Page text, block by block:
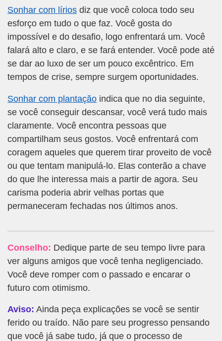
Sonhar com lírios diz que você coloca todo seu
esforço em tudo o que faz. Você gosta do
impossível e do desafio, logo enfrentará um. Você
falará alto e claro, e se fará entender. Você pode até
se dar ao luxo de ser um pouco excêntrico. Em
tempos de crise, sempre surgem oportunidades.
Sonhar com plantação indica que no dia seguinte,
se você conseguir descansar, você verá tudo mais
claramente. Você encontra pessoas que
compartilham seus gostos. Você enfrentará com
coragem aqueles que querem tirar proveito de você
ou que tentam manipulá-lo. Elas conterão a chave
do que lhe interessa mais a partir de agora. Seu
carisma poderia abrir velhas portas que
permaneceram fechadas nos últimos anos.
Conselho: Dedique parte de seu tempo livre para
ver alguns amigos que você tenha negligenciado.
Você deve romper com o passado e encarar o
futuro com otimismo.
Aviso: Ainda peça explicações se você se sentir
ferido ou traído. Não pare seu progresso pensando
que você já sabe tudo, já que o processo de